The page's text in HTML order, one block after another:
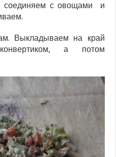
соединяем с овощами и
Выкладываем на край
а потом